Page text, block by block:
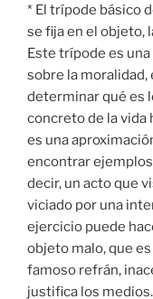
* El trípode básico
se fija en el objeto,
Este trípode es
sobre la moralidad,
determinar qué es
concreto de la vida
es una
encontrar ejemplos
decir, un acto que
viciado por una
ejercicio puede
objeto malo, que
famoso refrán,
justifica los